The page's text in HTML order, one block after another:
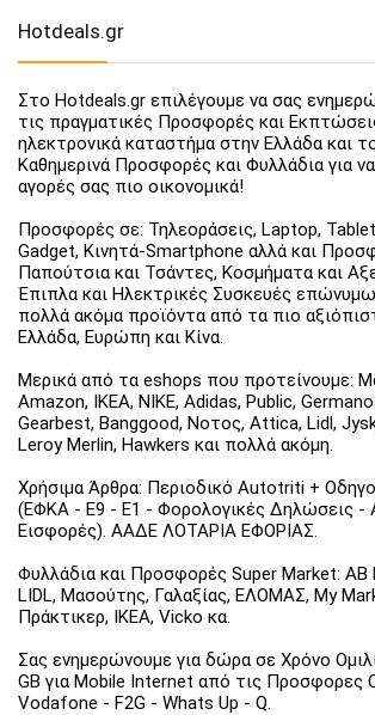
Hotdeals.gr
Στο Hotdeals.gr επιλέγουμε να σας
τις πραγματικές Προσφορές και
ηλεκτρονικά καταστήμα στην Ελλάδα και
Καθημερινά Προσφορές και Φυλλάδια για
αγορές σας πιο οικονομικά!
Προσφορές σε: Τηλεοράσεις, Laptop,
Gadget, Κινητά-Smartphone αλλά και
Παπούτσια και Τσάντες, Κοσμήματα και
Έπιπλα και Ηλεκτρικές Συσκευές
πολλά ακόμα προϊόντα από τα πιο
Ελλάδα, Ευρώπη και Κίνα.
Μερικά από τα eshops που προτείνουμε:
Amazon, IKEA, NIKE, Adidas, Public,
Gearbest, Banggood, Νοτος, Attica, Lidl,
Leroy Merlin, Hawkers και πολλά ακόμη.
Χρήσιμα Άρθρα: Περιοδικό Autotriti +
(ΕΦΚΑ - Ε9 - Ε1 - Φορολογικές Δηλώσεις -
Εισφορές). ΑΑΔΕ ΛΟΤΑΡΙΑ ΕΦΟΡΙΑΣ.
Φυλλάδια και Προσφορές Super Market: ΑΒ
LIDL, Μασούτης, Γαλαξίας, ΕΛΟΜΑΣ, My
Πράκτικερ, ΙΚΕΑ, Vicko κα.
Σας ενημερώνουμε για δώρα σε Χρόνο
GB για Mobile Internet από τις Προσφορες
Vodafone - F2G - Whats Up - Q.